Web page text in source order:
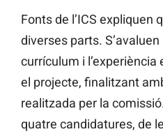
Fonts de l’ICS expliquen
diverses parts.
currículum i
el projecte, finalitzant
realitzada per la
quatre candidatures, de